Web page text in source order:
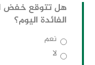
هل تتوقع خفض
الفائدة اليوم؟
نعم
لا